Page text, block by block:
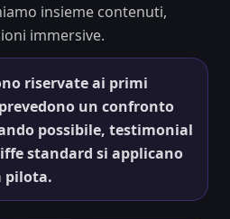
insieme contenuti,
immersive.
riservate ai primi
un confronto
possibile, testimonial
standard si applicano
pilota.